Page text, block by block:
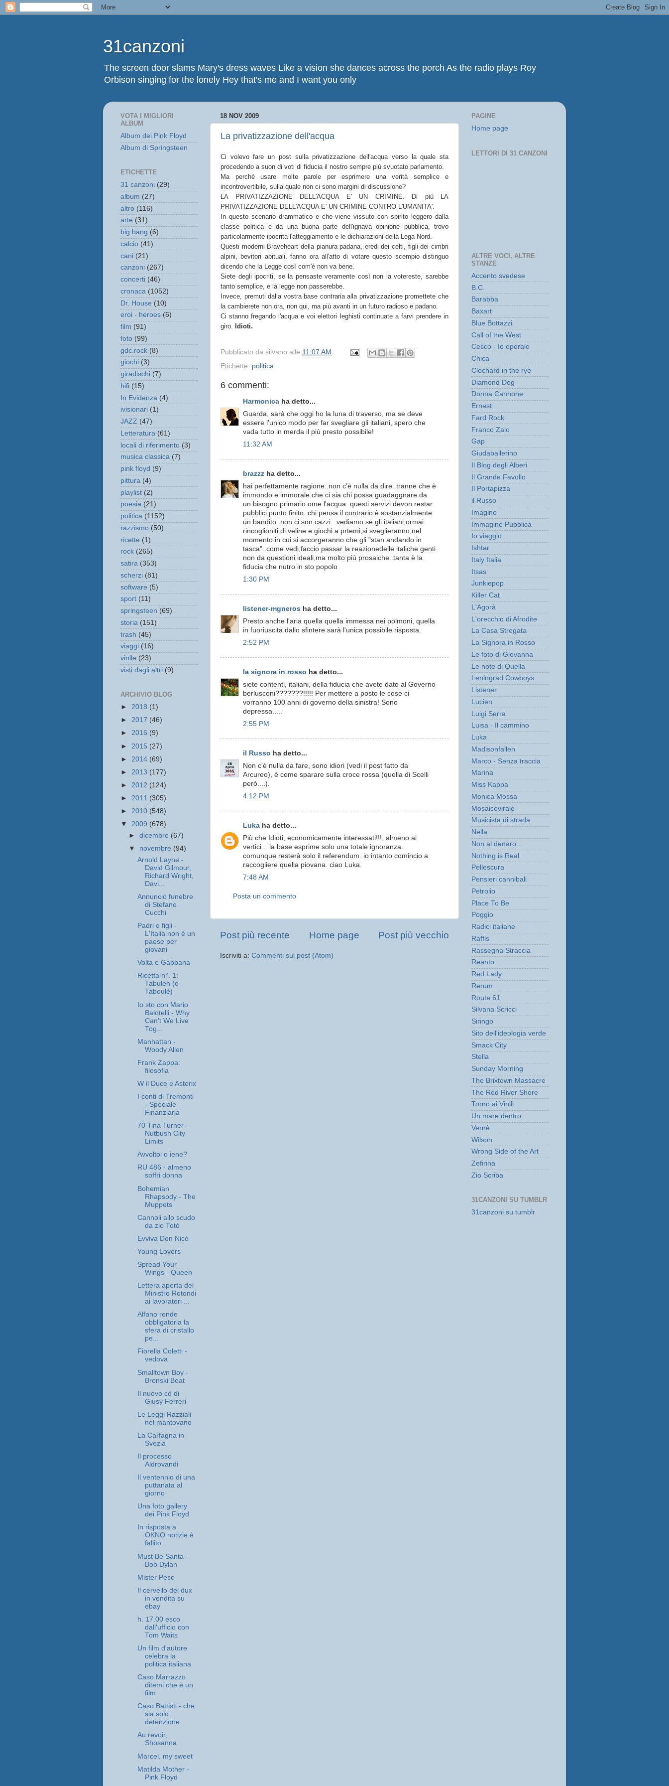
31canzoni
The screen door slams Mary's dress waves Like a vision she dances across the porch As the radio plays Roy
Orbison singing for the lonely Hey that's me and I want you only
18 NOV 2009
La privatizzazione dell'acqua
Ci volevo fare un post sulla privatizzazione dell'acqua verso la quale sta
procedendo a suon di voti di fiducia il nostro sempre più svuotato parlamento.
Ma perchè usare molte parole per esprimere una verità semplice e
incontrovertibile, sulla quale non ci sono margini di discussione?
LA PRIVATIZZAZIONE DELL'ACQUA E' UN CRIMINE. Di più LA
PRIVATIZZAZIONE DELL'ACQUA E' UN CRIMINE CONTRO L'UMANITA'.
In questo scenario drammatico e che viene vissuto con spirito leggero dalla
classe politica e da una buona parte dell'ignava opinione pubblica, trovo
particolarmente ipocrita l'atteggiamento e le dichiarazioni della Lega Nord.
Questi moderni Braveheart della pianura padana, eredi dei celti, figli dei cimbri
alpini, bevitori abituali, fanno ora all'atto di votare questo scempio distinguo
dicendo che la Legge così com'è non va bene.
Siete degli ipocriti, se la pensaste veramente così non la votereste, sarebbe
tanto semplice, e la legge non passerebbe.
Invece, premuti dalla vostra base contraria alla privatizzazione promettete che
la cambierete non ora, non qui, ma più avanti in un futuro radioso e padano.
Ci stanno fregando l'acqua e voi elettori leghisti continuate a farvi prendere in
giro.
Idioti.
Pubblicato da silvano alle 11:07 AM
Etichette: politica
6 commenti:
Harmonica ha detto...
Guarda, sarà che oggi ho la luna di traverso, ma se deve
essere l'unico modo per far svegliare gli italiani, spero che
vada tutto in merda il più presto possibile!
11:32 AM
brazzz ha detto...
hai perfettamente ragione..non c'è nulla da dire..tranne che è
immondo e immorale che ci sia chi possa guadaggnare da
un bisogno primario ome l'acqua..questi servizi devon restar
pubblici,punto finito..chi pensa il contrario è sostanzialmente
un bandito..non ci son cazzi...vediamo se gli italiani,ormai
rincoglioniti di veline e giochi a prtemi,si sveglieranno,nel
momento in cui si accorgeranno che gli "stan andando in
tasca"..come vedi,faccio passar la reazionedelle italiche genti
non da questioni ideali,ma molto più prosaiche..tanta è la
fiducia che nutro in sto popolo
1:30 PM
listener-mgneros ha detto...
Presto anche l'aria quella quella immessa nei polmoni, quella
in fuoriuscita dallo sfintere sarà l'unica possibile risposta.
2:52 PM
la signora in rosso ha detto...
siete contenti, italiani, della fiducia che avete dato al Governo
berlusconi???????!!!!! Per mettere a posto le cose ci
vorranno 100 anni di governo della sinistra! Sono
depressa.....
2:55 PM
il Russo ha detto...
Non c'è nulla da fare, sono idiori (vedi il post fatto da
Arcureo), è come sparare sulla croce rossa (quella di Scelli
però....).
4:12 PM
Luka ha detto...
Più che Idioti, economicamente interessati!!!, almeno ai
vertici... la base esprime solo una totale ignoranza.
comunque resterà solo il referendum. io intanto comincio a
raccogliere quella piovana. ciao Luka.
7:48 AM
Posta un commento
Post più recente Post più vecchio
Home page
Iscriviti a: Commenti sul post (Atom)
VOTA I MIGLIORI
ALBUM
Album dei Pink Floyd
Album di Springsteen
ETICHETTE
31 canzoni (29)
album (27)
altro (116)
arte (31)
big bang (6)
calcio (41)
cani (21)
canzoni (267)
concerti (46)
cronaca (1052)
Dr. House (10)
eroi - heroes (6)
film (91)
foto (99)
gdc.rock (8)
giochi (3)
giradischi (7)
hifi (15)
In Evidenza (4)
ivisionari (1)
JAZZ (47)
Letteratura (61)
locali di riferimento (3)
musica classica (7)
pink floyd (9)
pittura (4)
playlist (2)
poesia (21)
politica (1152)
razzismo (50)
ricette (1)
rock (265)
satira (353)
scherzi (81)
software (5)
sport (11)
springsteen (69)
storia (151)
trash (45)
viaggi (16)
vinile (23)
visti dagli altri (9)
ARCHIVIO BLOG
► 2018 (1)
► 2017 (46)
► 2016 (9)
► 2015 (27)
► 2014 (69)
► 2013 (177)
► 2012 (124)
► 2011 (305)
► 2010 (548)
▼ 2009 (678)
►dicembre (67)
▼ novembre (94)
Arnold Layne -
David Gilmour,
Richard Wright,
Davi...
Annuncio funebre
di Stefano
Cucchi
Padri e figli -
L'Italia non è un
paese per
giovani
Volta e Gabbana
Ricetta n°. 1:
Tabuleh (o
Taboulè)
Io sto con Mario
Balotelli - Why
Can't We Live
Tog...
Manhattan -
Woody Allen
Frank Zappa:
filosofia
W il Duce e Asterix
I conti di Tremonti
- Speciale
Finanziaria
70 Tina Turner -
Nutbush City
Limits
Avvoltoi o iene?
RU 486 - almeno
soffri donna
Bohemian
Rhapsody - The
Muppets
Cannoli allo scudo
da zio Totò
Evviva Don Nicò
Young Lovers
Spread Your
Wings - Queen
Lettera aperta del
Ministro Rotondi
ai lavoratori ...
Alfano rende
obbligatoria la
sfera di cristallo
pe...
Fiorella Coletti -
vedova
Smalltown Boy -
Bronski Beat
Il nuovo cd di
Giusy Ferreri
Le Leggi Razziali
nel mantovano
La Carfagna in
Svezia
Il processo
Aldrovandi
Il ventennio di una
puttanata al
giorno
Una foto gallery
dei Pink Floyd
In risposta a
OKNO notizie è
fallito
Must Be Santa -
Bob Dylan
Mister Pesc
Il cervello del dux
in vendita su
ebay
h. 17.00 esco
dall'ufficio con
Tom Waits
Un film d'autore
celebra la
politica italiana
Caso Marrazzo
ditemi che è un
film
Caso Battisti - che
sia solo
detenzione
Au revoir,
Shosanna
Marcel, my sweet
Matilda Mother -
Pink Floyd
PAGINE
Home page
LETTORI DI 31 CANZONI
ALTRE VOCI, ALTRE
STANZE
Accento svedese
B.C.
Barabba
Baxart
Blue Bottazzi
Call of the West
Cesco - Io operaio
Chica
Clochard in the rye
Diamond Dog
Donna Cannone
Ernest
Fard Rock
Franco Zaio
Gap
Giudaballerino
Il Blog degli Alberi
Il Grande Favollo
Il Portapizza
il Russo
Imagine
Immagine Pubblica
Io viaggio
Ishtar
Italy Italia
Itsas
Junkiepop
Killer Cat
L'Agorà
L'orecchio di Afrodite
La Casa Stregata
La Signora in Rosso
Le foto di Giovanna
Le note di Quella
Leningrad Cowboys
Listener
Lucien
Luigi Serra
Luisa - Il cammino
Luka
Madisonfallen
Marco - Senza traccia
Marina
Miss Kappa
Monica Mossa
Mosaicovirale
Musicista di strada
Nella
Non al denaro...
Nothing is Real
Pellescura
Pensieri cannibali
Petrolio
Place To Be
Poggio
Radici italiane
Raffis
Rassegna Straccia
Reanto
Red Lady
Rerum
Route 61
Silvana Scricci
Siringo
Sito dell'ideologia verde
Smack City
Stella
Sunday Morning
The Brixtown Massacre
The Red River Shore
Torno ai Vinili
Un mare dentro
Vernè
Wilson
Wrong Side of the Art
Zefirina
Zio Scriba
31CANZONI SU TUMBLR
31canzoni su tumblr